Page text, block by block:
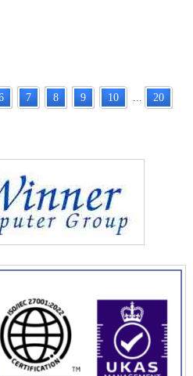
7 8 9 10 20